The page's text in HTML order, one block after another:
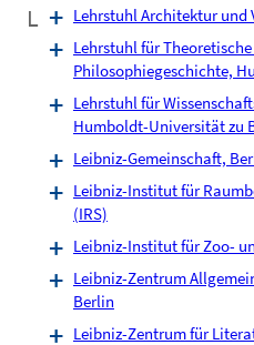
L
Lehrstuhl Architektur und
Lehrstuhl für
Philosophiegeschichte,
Lehrstuhl für
Humboldt-Universität zu
Leibniz-Gemeinschaft,
Leibniz-Institut für
(IRS)
Leibniz-Institut für Zoo-
Leibniz-Zentrum
Berlin
Leibniz-Zentrum für